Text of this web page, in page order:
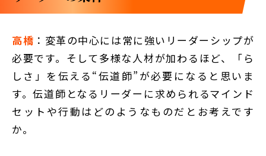
高橋 ：変革の中心には常に強いリーダーシップが
必要です。そして多様な人材が加わるほど、「ら
しさ」を伝える“伝道師”が必要になると思いま
す。伝道師となるリーダーに求められるマインド
セットや行動はどのようなものだとお考えです
か。